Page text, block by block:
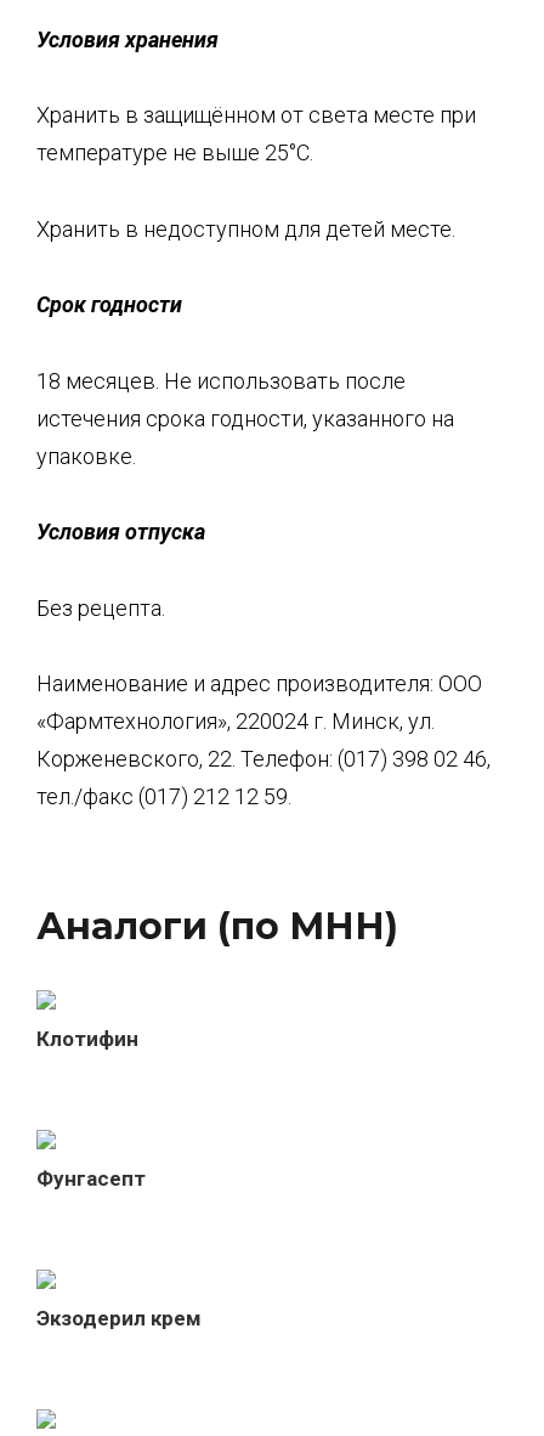
Условия хранения
Хранить в защищённом от света месте при
температуре не выше 25°С.
Хранить в недоступном для детей месте.
Срок годности
18 месяцев. Не использовать после
истечения срока годности, указанного на
упаковке.
Условия отпуска
Без рецепта.
Наименование и адрес производителя: ООО
«Фармтехнология», 220024 г. Минск, ул.
Корженевского, 22. Телефон: (017) 398 02 46,
тел./факс (017) 212 12 59.
Аналоги (по МНН)
Клотифин
Фунгасепт
Экзодерил крем